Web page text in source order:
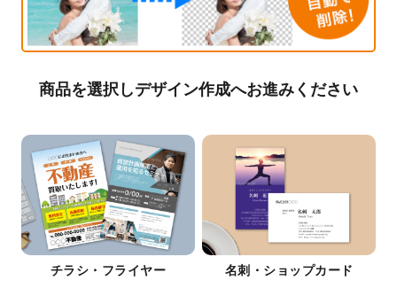
商品を選択しデザイン作成へお進みください
チラシ・フライヤー 名刺・ショップカード